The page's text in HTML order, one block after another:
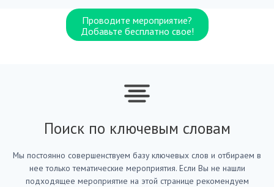
Проводите мероприятие?
Добавьте бесплатно свое!
Поиск по ключевым словам
Мы постоянно совершенствуем базу ключевых слов и отбираем в
нее только тематические мероприятия. Если Вы не нашли
подходящее мероприятие на этой странице рекомендуем